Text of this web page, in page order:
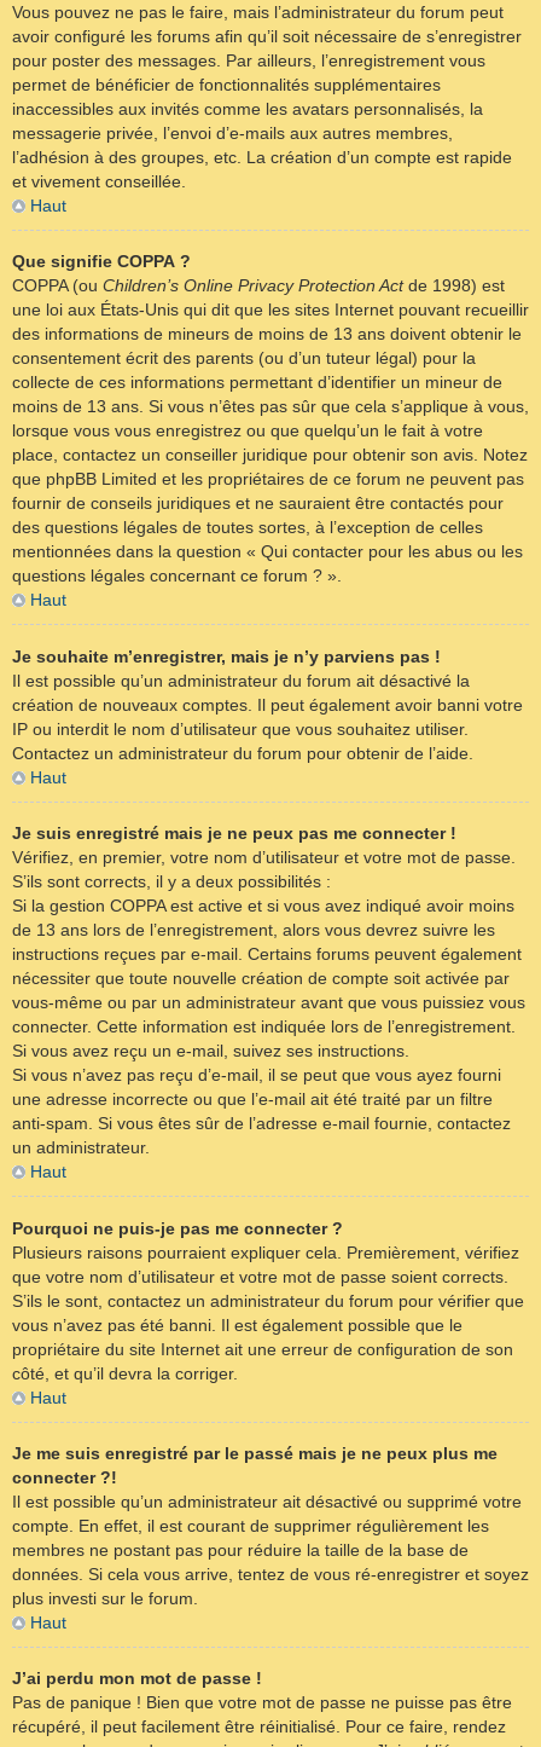
Vous pouvez ne pas le faire, mais l’administrateur du forum peut
avoir configuré les forums afin qu’il soit nécessaire de s’enregistrer
pour poster des messages. Par ailleurs, l’enregistrement vous
permet de bénéficier de fonctionnalités supplémentaires
inaccessibles aux invités comme les avatars personnalisés, la
messagerie privée, l’envoi d’e-mails aux autres membres,
l’adhésion à des groupes, etc. La création d’un compte est rapide
et vivement conseillée.
Haut
Que signifie COPPA ?
COPPA (ou Children’s Online Privacy Protection Actde 1998) est
une loi aux États-Unis qui dit que les sites Internet pouvant recueillir
des informations de mineurs de moins de 13 ans doivent obtenir le
consentement écrit des parents (ou d’un tuteur légal) pour la
collecte de ces informations permettant d’identifier un mineur de
moins de 13 ans. Si vous n’êtes pas sûr que cela s’applique à vous,
lorsque vous vous enregistrez ou que quelqu’un le fait à votre
place, contactez un conseiller juridique pour obtenir son avis. Notez
que phpBB Limited et les propriétaires de ce forum ne peuvent pas
fournir de conseils juridiques et ne sauraient être contactés pour
des questions légales de toutes sortes, à l’exception de celles
mentionnées dans la question « Qui contacter pour les abus ou les
questions légales concernant ce forum ? ».
Haut
Je souhaite m’enregistrer, mais je n’y parviens pas !
Il est possible qu’un administrateur du forum ait désactivé la
création de nouveaux comptes. Il peut également avoir banni votre
IP ou interdit le nom d’utilisateur que vous souhaitez utiliser.
Contactez un administrateur du forum pour obtenir de l’aide.
Haut
Je suis enregistré mais je ne peux pas me connecter !
Vérifiez, en premier, votre nom d’utilisateur et votre mot de passe.
S’ils sont corrects, il y a deux possibilités :
Si la gestion COPPA est active et si vous avez indiqué avoir moins
de 13 ans lors de l’enregistrement, alors vous devrez suivre les
instructions reçues par e-mail. Certains forums peuvent également
nécessiter que toute nouvelle création de compte soit activée par
vous-même ou par un administrateur avant que vous puissiez vous
connecter. Cette information est indiquée lors de l’enregistrement.
Si vous avez reçu un e-mail, suivez ses instructions.
Si vous n’avez pas reçu d’e-mail, il se peut que vous ayez fourni
une adresse incorrecte ou que l’e-mail ait été traité par un filtre
anti-spam. Si vous êtes sûr de l’adresse e-mail fournie, contactez
un administrateur.
Haut
Pourquoi ne puis-je pas me connecter ?
Plusieurs raisons pourraient expliquer cela. Premièrement, vérifiez
que votre nom d’utilisateur et votre mot de passe soient corrects.
S’ils le sont, contactez un administrateur du forum pour vérifier que
vous n’avez pas été banni. Il est également possible que le
propriétaire du site Internet ait une erreur de configuration de son
côté, et qu’il devra la corriger.
Haut
Je me suis enregistré par le passé mais je ne peux plus me
connecter ?!
Il est possible qu’un administrateur ait désactivé ou supprimé votre
compte. En effet, il est courant de supprimer régulièrement les
membres ne postant pas pour réduire la taille de la base de
données. Si cela vous arrive, tentez de vous ré-enregistrer et soyez
plus investi sur le forum.
Haut
J’ai perdu mon mot de passe !
Pas de panique ! Bien que votre mot de passe ne puisse pas être
récupéré, il peut facilement être réinitialisé. Pour ce faire, rendez